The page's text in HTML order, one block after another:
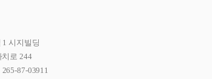
시지빌딩
로 244
87-03911